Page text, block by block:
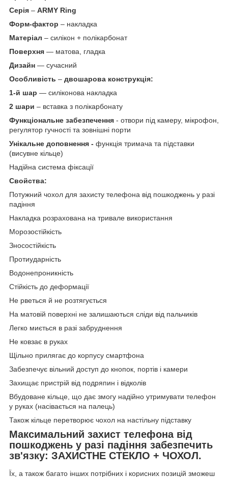
Серія – ARMY Ring
Форм-фактор – накладка
Матеріал – силікон + полікарбонат
Поверхня — матова, гладка
Дизайн — сучасний
Особливість – двошарова конструкція:
1-й шар — силіконова накладка
2 шари – вставка з полікарбонату
Функціональне забезпечення - отвори під камеру, мікрофон,
регулятор гучності та зовнішні порти
Унікальне доповнення - функція тримача та підставки
(висувне кільце)
Надійна система фіксації
Свойства:
Потужний чохол для захисту телефона від пошкоджень у разі
падіння
Накладка розрахована на тривале використання
Морозостійкість
Зносостійкість
Протиударність
Водонепроникність
Стійкість до деформації
Не рветься й не розтягується
На матовій поверхні не залишаються сліди від пальчиків
Легко миється в разі забруднення
Не ковзає в руках
Щільно прилягає до корпусу смартфона
Забезпечує вільний доступ до кнопок, портів і камери
Захищає пристрій від подряпин і відколів
Вбудоване кільце, що дає змогу надійно утримувати телефон
у руках (насівається на палець)
Також кільце перетворює чохол на настільну підставку
Максимальний захист телефона від
пошкоджень у разі падіння забезпечить
зв'язку: ЗАХИСТНЕ СТЕКЛО + ЧОХОЛ.
Їх, а також багато інших потрібних і корисних позицій зможеш